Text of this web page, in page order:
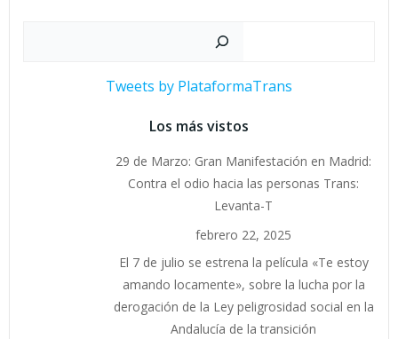
Tweets by PlataformaTrans
Los más vistos
29 de Marzo: Gran Manifestación en Madrid:
Contra el odio hacia las personas Trans:
Levanta-T
febrero 22, 2025
El 7 de julio se estrena la película «Te estoy
amando locamente», sobre la lucha por la
derogación de la Ley peligrosidad social en la
Andalucía de la transición